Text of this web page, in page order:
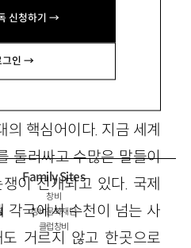
신청하기 →
그인 →
떠오른 기후변화
의 핵심어이다. 지금 세계
둘러싸고 수많은 말들이
이 전개되고 있다. 국제
각국에서 수천이 넘는 사
거르지 않고 한곳으로
Family Sites
창비
창비문화재단
클럽창비